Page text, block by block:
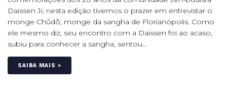
Daissen Ji, nesta edição tivemos o prazer em entrevistar o
monge Chûdô, monge da sangha de Florianópolis. Como
ele mesmo diz, seu encontro com a Daissen foi ao acaso,
subiu para conhecer a sangha, sentou...
SAIBA MAIS >